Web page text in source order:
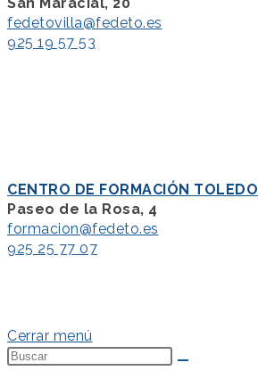
fedetovilla@fedeto.es
925 19 57 53
CENTRO DE FORMACIÓN TOLEDO
Paseo de la Rosa, 4
formacion@fedeto.es
925 25 77 07
Cerrar menú